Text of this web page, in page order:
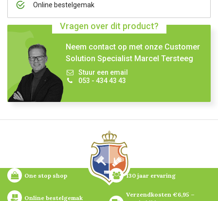
Online bestelgemak
Vragen over dit product?
Neem contact op met onze Customer
Solution Specialist Marcel Tersteeg
Stuur een email
053 - 434 43 43
One stop shop 130 jaar ervaring
Online bestelgemak
Verzendkosten €6,95 –